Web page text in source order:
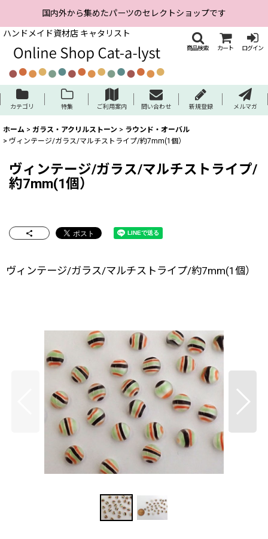
国内外から集めたパーツのセレクトショップです
ハンドメイド資材店 キャタリスト
商品検索 カート ログイン
カテゴリ 特集 ご利用案内 問い合わせ 新規登録 メルマガ
ホーム > ガラス・アクリルストーン > ラウンド・オーバル
> ヴィンテージ/ガラス/マルチストライプ/約7mm(1個）
ヴィンテージ/ガラス/マルチストライプ/
約7mm(1個）
ヴィンテージ/ガラス/マルチストライプ/約7mm(1個）